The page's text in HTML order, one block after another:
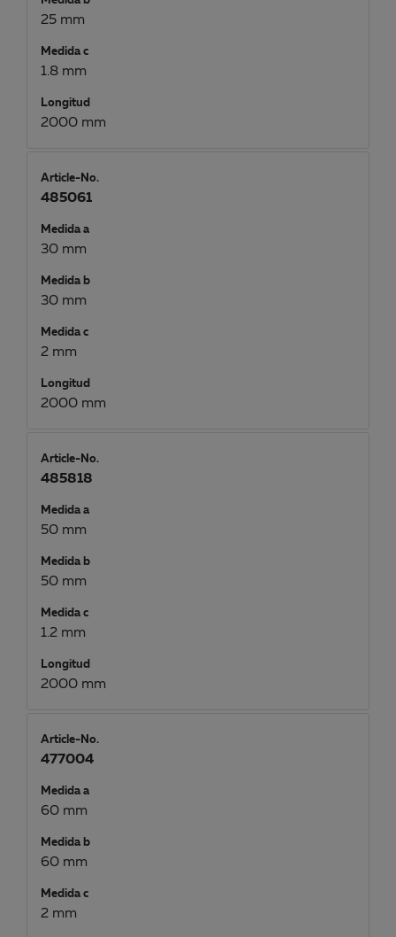
25 mm
Medida c
1.8 mm
Longitud
2000 mm
Article-No.
485061
Medida a
30 mm
Medida b
30 mm
Medida c
2 mm
Longitud
2000 mm
Article-No.
485818
Medida a
50 mm
Medida b
50 mm
Medida c
1.2 mm
Longitud
2000 mm
Article-No.
477004
Medida a
60 mm
Medida b
60 mm
Medida c
2 mm